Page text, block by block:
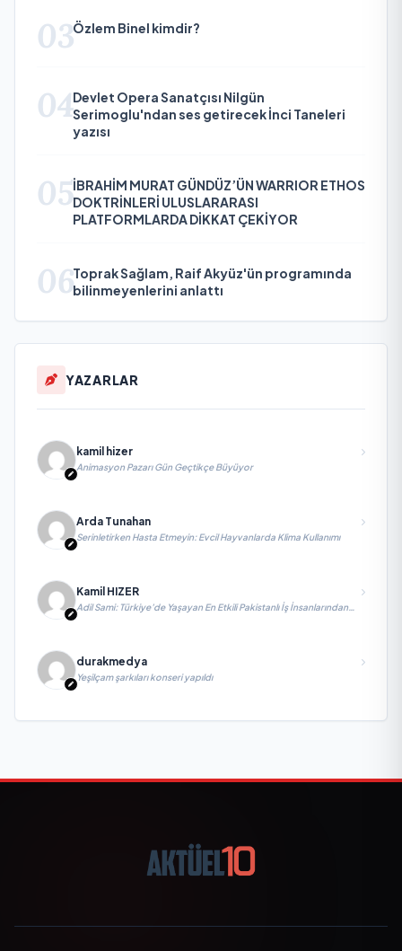
03Özlem Binel kimdir?
04Devlet Opera Sanatçısı Nilgün
Serimoglu'ndan ses getirecek İnci Taneleri
yazısı
05İBRAHİM MURAT GÜNDÜZ’ÜN WARRIOR ETHOS
DOKTRİNLERİ ULUSLARARASI
PLATFORMLARDA DİKKAT ÇEKİYOR
06Toprak Sağlam, Raif Akyüz'ün programında
bilinmeyenlerini anlattı
YAZARLAR
kamil hizer
Animasyon Pazarı Gün Geçtikçe Büyüyor
Arda Tunahan
Serinletirken Hasta Etmeyin: Evcil Hayvanlarda Klima Kullanımı
Kamil HIZER
Adil Sami: Türkiye’de Yaşayan En Etkili Pakistanlı İş İnsanlarından
durakmedya
Yeşilçam şarkıları konseri yapıldı